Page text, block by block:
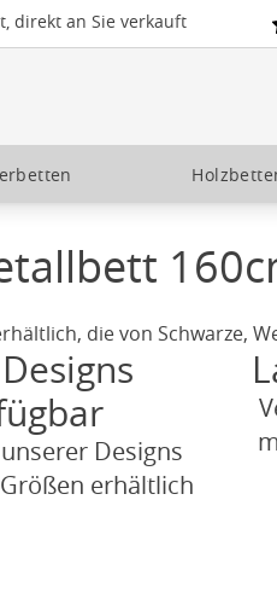
direkt an Sie verkauft
die von Schwarze,
Designs
erhältlich